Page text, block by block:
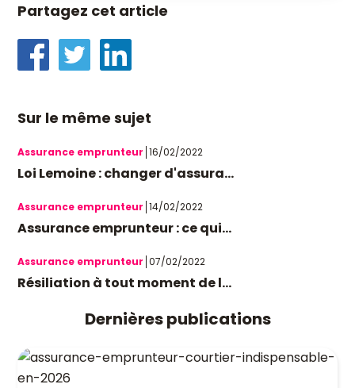
Partagez cet article
Sur le même sujet
Assurance emprunteur 16/02/2022
Loi Lemoine : changer d'assura...
Assurance emprunteur 14/02/2022
Assurance emprunteur : ce qui...
Assurance emprunteur 07/02/2022
Résiliation à tout moment de l...
Dernières publications